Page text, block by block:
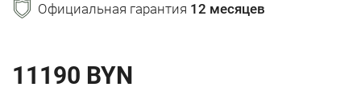
Официальная гарантия 12 месяцев
11190 BYN